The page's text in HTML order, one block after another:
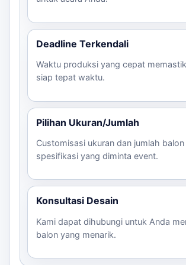
Deadline Terkendali
Waktu produksi yang cepat
siap tepat waktu.
Pilihan Ukuran/Jumlah
Customisasi ukuran dan jumlah
spesifikasi yang diminta event.
Konsultasi Desain
Kami dapat dihubungi untuk Anda
balon yang menarik.